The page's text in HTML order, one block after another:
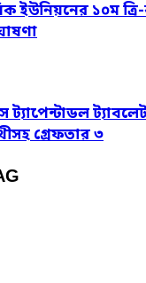
ইউনিয়নের ১০ম ত্রি-
গ্রেফতার ৩